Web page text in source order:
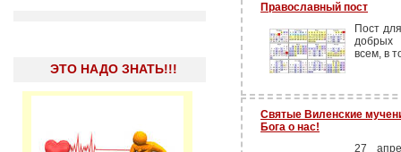
ЭТО НАДО ЗНАТЬ!!!
Православный пост
Пост
добрых
всем, в
Святые Виленские
Бога о нас!
27